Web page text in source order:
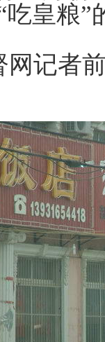
皇粮”
网记者